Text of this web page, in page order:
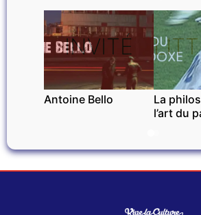
INVITÉ
Antoine Bello
La
l’art du